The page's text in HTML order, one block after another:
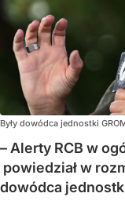
Były dowódca jednostki
– Alerty RCB w
powiedział w
dowódca